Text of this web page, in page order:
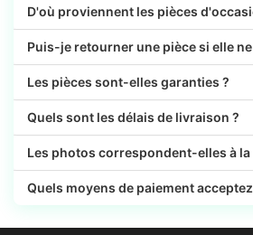
D'où proviennent les pièces
Puis-je retourner une pièce si elle
Les pièces sont-elles garanties ?
Quels sont les délais de livraison ?
Les photos correspondent-elles à la
Quels moyens de paiement